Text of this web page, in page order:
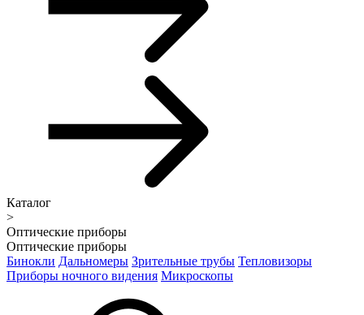
Каталог
>
Оптические приборы
Оптические приборы
Бинокли Дальномеры Зрительные трубы Тепловизоры
Приборы ночного видения Микроскопы